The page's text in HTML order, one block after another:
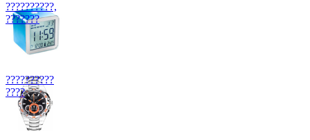
??????????,
???????
??????????
????